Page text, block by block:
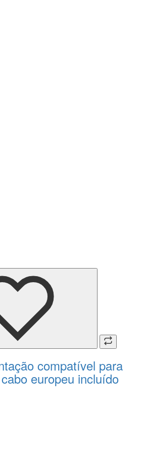
compatível para
europeu incluído